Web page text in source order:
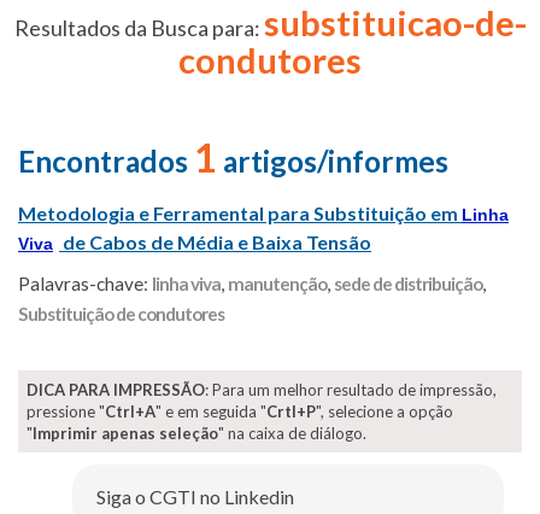
Resultados da Busca para:substituicao-de-
condutores
Encontrados 1 artigos/informes
Metodologia e Ferramental para Substituição em Linha
Viva de Cabos de Média e Baixa Tensão
Palavras-chave: linha viva, manutenção, sede de distribuição,
Substituição de condutores
DICA PARA IMPRESSÃO: Para um melhor resultado de impressão,
pressione "Ctrl+A" e em seguida "Crtl+P", selecione a opção
"Imprimir apenas seleção" na caixa de diálogo.
Siga o CGTI no Linkedin